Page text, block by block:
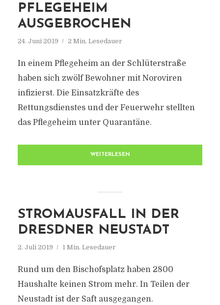
PFLEGEHEIM
AUSGEBROCHEN
24. Juni 2019 2 Min. Lesedauer
In einem Pflegeheim an der Schlüterstraße
haben sich zwölf Bewohner mit Noroviren
infizierst. Die Einsatzkräfte des
Rettungsdienstes und der Feuerwehr stellten
das Pflegeheim unter Quarantäne.
WEITERLESEN
STROMAUSFALL IN DER
DRESDNER NEUSTADT
2. Juli 2019 1 Min. Lesedauer
Rund um den Bischofsplatz haben 2800
Haushalte keinen Strom mehr. In Teilen der
Neustadt ist der Saft ausgegangen.